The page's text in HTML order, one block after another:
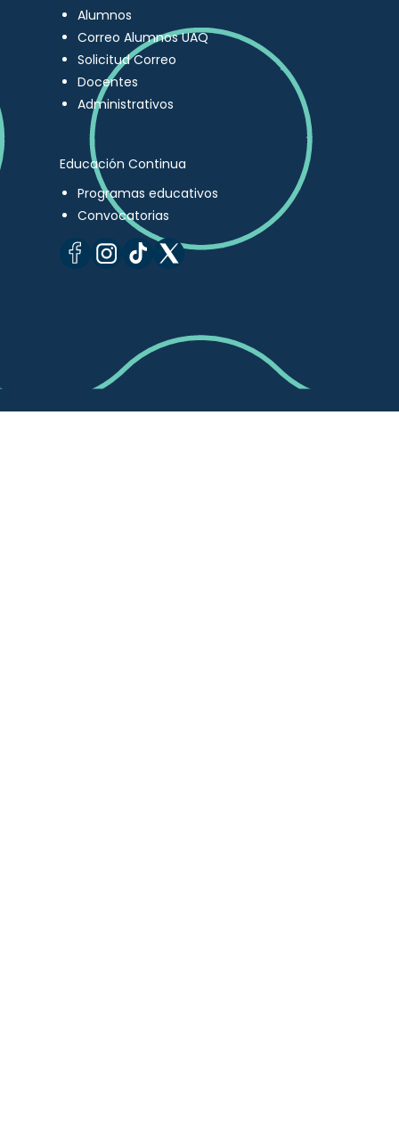
Alumnos
Correo Alumnos UAQ
Solicitud Correo
Docentes
Administrativos
Educación Continua
Programas educativos
Convocatorias